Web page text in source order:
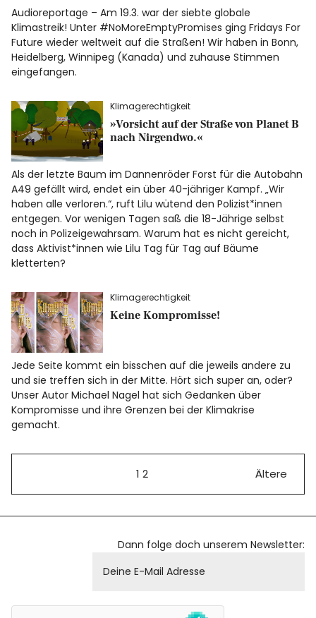
Audioreportage – Am 19.3. war der siebte globale
Klimastreik! Unter #NoMoreEmptyPromises ging Fridays For
Future wieder weltweit auf die Straßen! Wir haben in Bonn,
Heidelberg, Winnipeg (Kanada) und zuhause Stimmen
eingefangen.
Klimagerechtigkeit
»Vorsicht auf der Straße von Planet B
nach Nirgendwo.«
Als der letzte Baum im Dannenröder Forst für die Autobahn
A49 gefällt wird, endet ein über 40-jähriger Kampf. „Wir
haben alle verloren.“, ruft Lilu wütend den Polizist*innen
entgegen. Vor wenigen Tagen saß die 18-Jährige selbst
noch in Polizeigewahrsam. Warum hat es nicht gereicht,
dass Aktivist*innen wie Lilu Tag für Tag auf Bäume
kletterten?
Klimagerechtigkeit
Keine Kompromisse!
Jede Seite kommt ein bisschen auf die jeweils andere zu
und sie treffen sich in der Mitte. Hört sich super an, oder?
Unser Autor Michael Nagel hat sich Gedanken über
Kompromisse und ihre Grenzen bei der Klimakrise
gemacht.
1 2 Ältere
Dann folge doch unserem Newsletter: